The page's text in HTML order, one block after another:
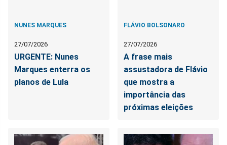
NUNES MARQUES
27/07/2026
URGENTE: Nunes
Marques enterra os
planos de Lula
FLÁVIO BOLSONARO
27/07/2026
A frase mais
assustadora de Flávio
que mostra a
importância das
próximas eleições